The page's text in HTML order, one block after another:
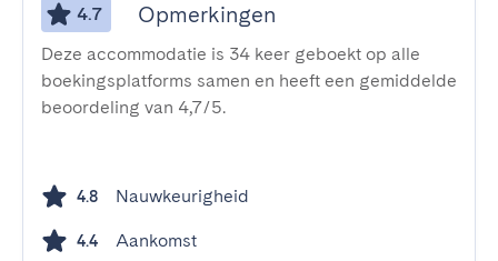
4.7 Opmerkingen
Deze accommodatie is 34 keer geboekt op alle
boekingsplatforms samen en heeft een gemiddelde
beoordeling van 4,7/5.
4.8 Nauwkeurigheid
4.4 Aankomst